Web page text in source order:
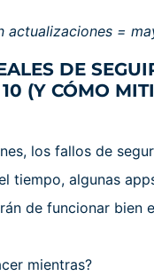
actualizaciones =
DE
(Y CÓMO
los fallos de
tiempo, algunas
de funcionar bien
mientras?